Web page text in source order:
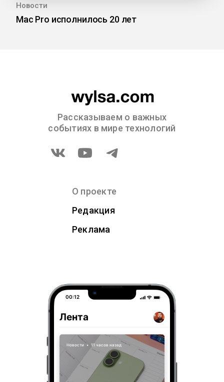
Новости
Mac Pro исполнилось 20 лет
Рассказываем о важных
событиях в мире технологий
О проекте
Редакция
Реклама
00:12
Лента
Новости • 11 часов назад